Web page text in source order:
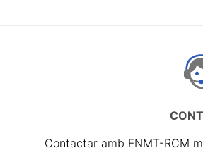
Contactar amb FNMT-RCM